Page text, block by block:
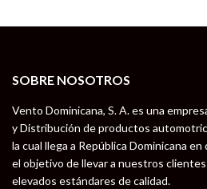
SOBRE NOSOTROS
Vento Dominicana, S. A. es una
y Distribución de productos
la cual llega a República Dominicana
el objetivo de llevar a nuestros
elevados estándares de calidad.